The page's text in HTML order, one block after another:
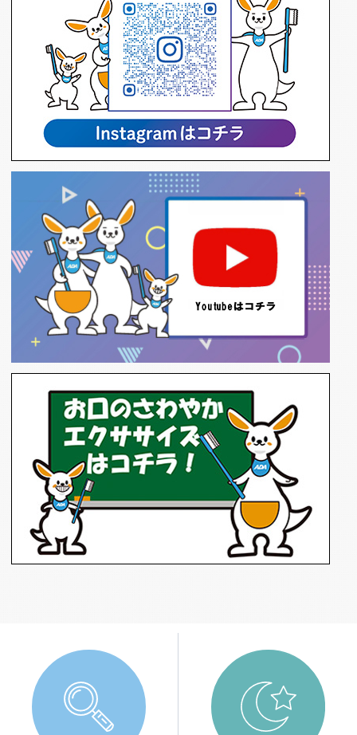
2026.07.01
令和8年度在宅歯科診療導入支援研修会
イベント情報
2026.06.30
「歯歯塚供養会」について
県民の皆さま
2026.06.23
【一般聴講可】令和8年度第2回障がい者歯
科医療普及講演会
歯科医療従事者の方
2026.06.11
令和8年度第1回認知症対応力向上研修会
イベント情報
2026.06.08
第16回もっと噛んで歯ッピーレシピコンテ
ストの作品を募集します